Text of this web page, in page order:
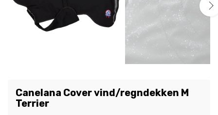
Canelana Cover vind/regndekken M
Terrier